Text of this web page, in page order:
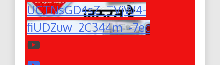
UCTNsGD4sZ_TVjW4-
fiUDZuw_2C344m_-7ec